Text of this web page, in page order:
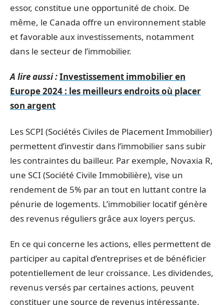
essor, constitue une opportunité de choix. De
même, le Canada offre un environnement stable
et favorable aux investissements, notamment
dans le secteur de l’immobilier.
A lire aussi :Investissement immobilier en
Europe 2024 : les meilleurs endroits où placer
son argent
Les SCPI (Sociétés Civiles de Placement Immobilier)
permettent d’investir dans l’immobilier sans subir
les contraintes du bailleur. Par exemple, Novaxia R,
une SCI (Société Civile Immobilière), vise un
rendement de 5% par an tout en luttant contre la
pénurie de logements. L’immobilier locatif génère
des revenus réguliers grâce aux loyers perçus.
En ce qui concerne les actions, elles permettent de
participer au capital d’entreprises et de bénéficier
potentiellement de leur croissance. Les dividendes,
revenus versés par certaines actions, peuvent
constituer une source de revenus intéressante.